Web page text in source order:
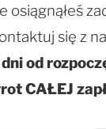
osiągnąłeś
się z
od
CAŁEJ